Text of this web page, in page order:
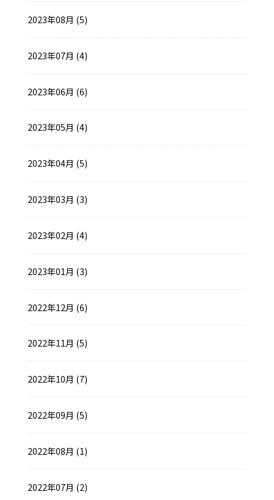
2023年08月 (5)
2023年07月 (4)
2023年06月 (6)
2023年05月 (4)
2023年04月 (5)
2023年03月 (3)
2023年02月 (4)
2023年01月 (3)
2022年12月 (6)
2022年11月 (5)
2022年10月 (7)
2022年09月 (5)
2022年08月 (1)
2022年07月 (2)